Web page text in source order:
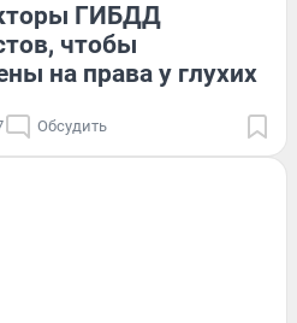
ГИБДД
чтобы
на права у глухих
Обсудить